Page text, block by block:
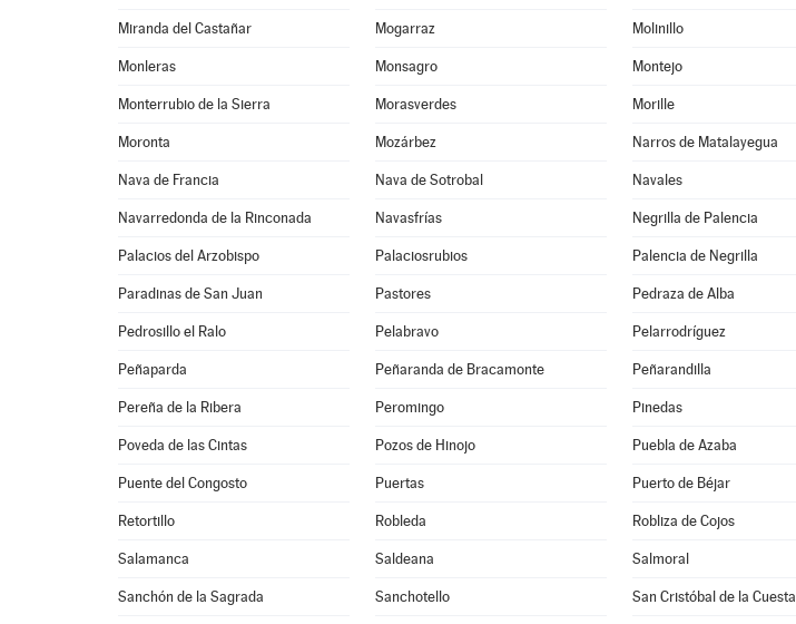
Miranda del Castañar Mogarraz Molinillo
Monleras Monsagro Montejo
Monterrubio de la Sierra Morasverdes Morille
Moronta Mozárbez Narros de Matalayegua
Nava de Francia Nava de Sotrobal Navales
Navarredonda de la Rinconada Navasfrías Negrilla de Palencia
Palacios del Arzobispo Palaciosrubios Palencia de Negrilla
Paradinas de San Juan Pastores Pedraza de Alba
Pedrosillo el Ralo Pelabravo Pelarrodríguez
Peñaparda Peñaranda de Bracamonte Peñarandilla
Pereña de la Ribera Peromingo Pinedas
Poveda de las Cintas Pozos de Hinojo Puebla de Azaba
Puente del Congosto Puertas Puerto de Béjar
Retortillo Robleda Robliza de Cojos
Salamanca Saldeana Salmoral
Sanchón de la Sagrada Sanchotello San Cristóbal de la Cuesta